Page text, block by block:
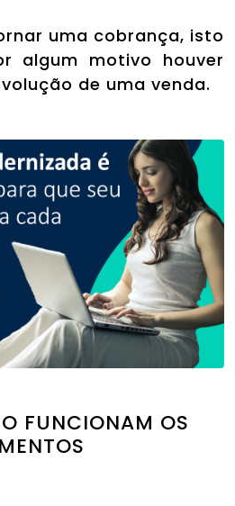
uma cobrança, isto
algum motivo houver
de uma venda.
FUNCIONAM OS